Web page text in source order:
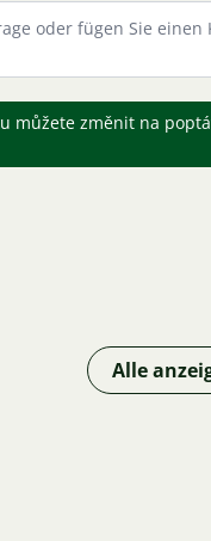
můžete změnit na
Alle